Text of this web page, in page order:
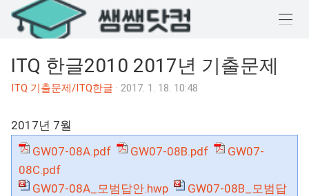
ITQ 한글2010 2017년 기출문제
ITQ 기출문제/ITQ한글 · 2017. 1. 18. 10:48
2017년 7월
GW07-08A.pdf
GW07-08B.pdf
GW07-
08C.pdf
GW07-08A_모범답안.hwp
GW07-08B_모범답